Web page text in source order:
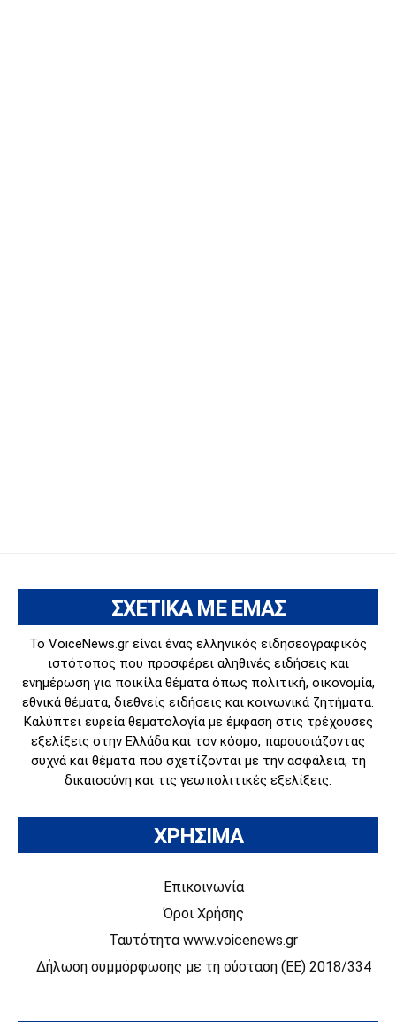
ΣΧΕΤΙΚΑ ΜΕ ΕΜΑΣ
Το VoiceNews.gr είναι ένας ελληνικός ειδησεογραφικός
ιστότοπος που προσφέρει αληθινές ειδήσεις και
ενημέρωση για ποικίλα θέματα όπως πολιτική, οικονομία,
εθνικά θέματα, διεθνείς ειδήσεις και κοινωνικά ζητήματα.
Καλύπτει ευρεία θεματολογία με έμφαση στις τρέχουσες
εξελίξεις στην Ελλάδα και τον κόσμο, παρουσιάζοντας
συχνά και θέματα που σχετίζονται με την ασφάλεια, τη
δικαιοσύνη και τις γεωπολιτικές εξελίξεις.
ΧΡΗΣΙΜΑ
Επικοινωνία
Όροι Χρήσης
Ταυτότητα www.voicenews.gr
Δήλωση συμμόρφωσης με τη σύσταση (ΕΕ) 2018/334